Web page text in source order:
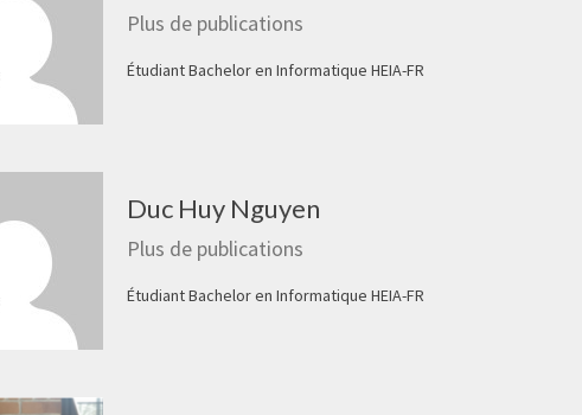
Plus de publications
Étudiant Bachelor en Informatique HEIA-FR
Duc Huy Nguyen
Plus de publications
Étudiant Bachelor en Informatique HEIA-FR